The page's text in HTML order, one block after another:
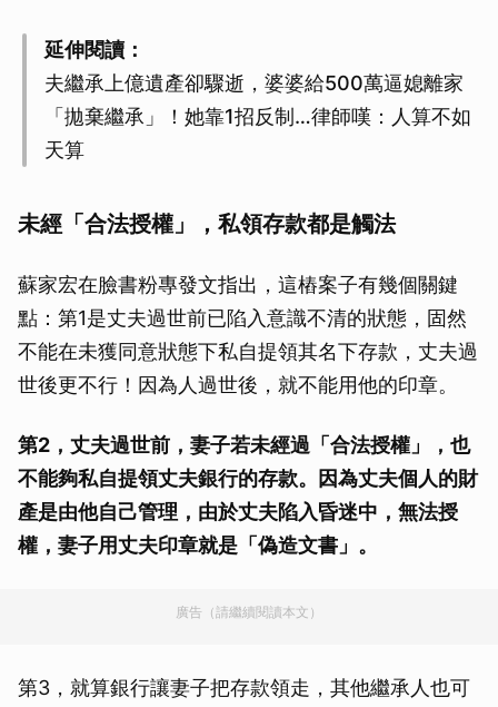
延伸閱讀：
夫繼承上億遺產卻驟逝，婆婆給500萬逼媳離家
「拋棄繼承」！她靠1招反制…律師嘆：人算不如
天算
未經「合法授權」，私領存款都是觸法
蘇家宏在臉書粉專發文指出，這樁案子有幾個關鍵
點：第1是丈夫過世前已陷入意識不清的狀態，固然
不能在未獲同意狀態下私自提領其名下存款，丈夫過
世後更不行！因為人過世後，就不能用他的印章。
第2，丈夫過世前，妻子若未經過「合法授權」，也
不能夠私自提領丈夫銀行的存款。因為丈夫個人的財
產是由他自己管理，由於丈夫陷入昏迷中，無法授
權，妻子用丈夫印章就是「偽造文書」。
廣告（請繼續閱讀本文）
第3，就算銀行讓妻子把存款領走，其他繼承人也可